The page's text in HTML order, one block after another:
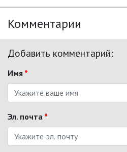
Комментарии
Добавить комментарий:
Имя *
Эл. почта *